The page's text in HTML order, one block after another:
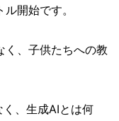
開始です。
く、子供たちへの教
、生成AIとは何